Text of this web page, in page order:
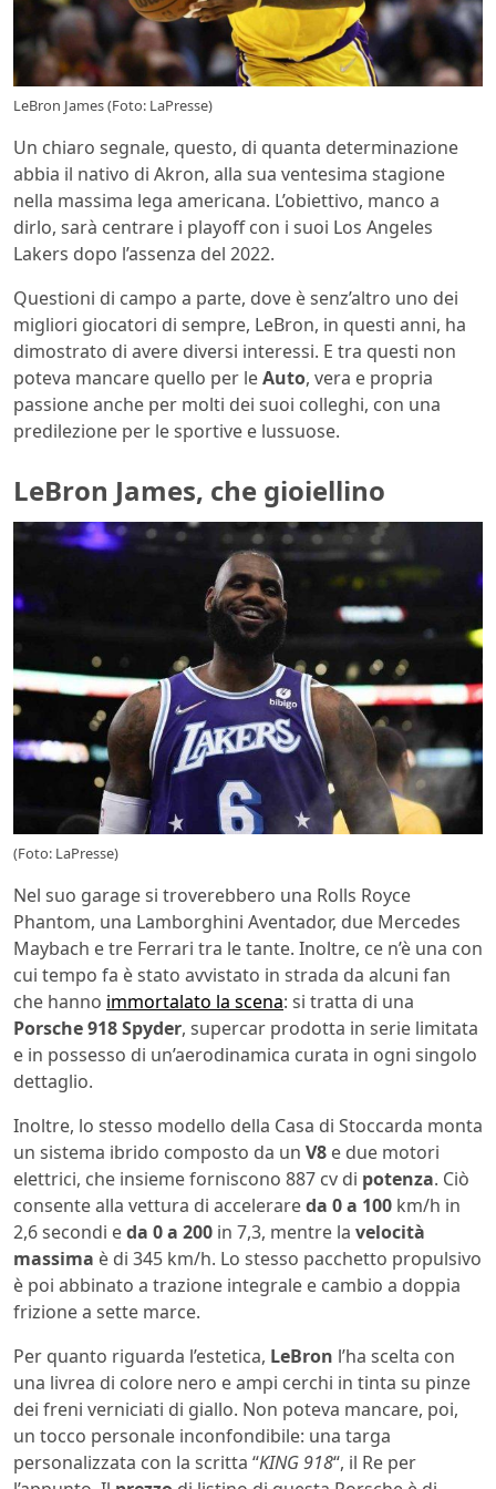
LeBron James (Foto: LaPresse)
Un chiaro segnale, questo, di quanta determinazione
abbia il nativo di Akron, alla sua ventesima stagione
nella massima lega americana. L’obiettivo, manco a
dirlo, sarà centrare i playoff con i suoi Los Angeles
Lakers dopo l’assenza del 2022.
Questioni di campo a parte, dove è senz’altro uno dei
migliori giocatori di sempre, LeBron, in questi anni, ha
dimostrato di avere diversi interessi. E tra questi non
poteva mancare quello per leAuto, vera e propria
passione anche per molti dei suoi colleghi, con una
predilezione per le sportive e lussuose.
LeBron James, che gioiellino
(Foto: LaPresse)
Nel suo garage si troverebbero una Rolls Royce
Phantom, una Lamborghini Aventador, due Mercedes
Maybach e tre Ferrari tra le tante. Inoltre, ce n’è una con
cui tempo fa è stato avvistato in strada da alcuni fan
che hanno immortalato la scena: si tratta di una
Porsche 918 Spyder, supercar prodotta in serie limitata
e in possesso di un’aerodinamica curata in ogni singolo
dettaglio.
Inoltre, lo stesso modello della Casa di Stoccarda monta
un sistema ibrido composto da un V8 e due motori
elettrici, che insieme forniscono 887 cv di potenza. Ciò
consente alla vettura di accelerareda 0 a 100 km/h in
2,6 secondi eda 0 a 200 in 7,3, mentre la velocità
massima è di 345 km/h. Lo stesso pacchetto propulsivo
è poi abbinato a trazione integrale e cambio a doppia
frizione a sette marce.
Per quanto riguarda l’estetica, LeBron l’ha scelta con
una livrea di colore nero e ampi cerchi in tinta su pinze
dei freni verniciati di giallo. Non poteva mancare, poi,
un tocco personale inconfondibile: una targa
personalizzata con la scritta “KING 918“, il Re per